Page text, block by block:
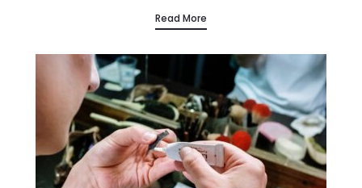
ne se contentent…
Read More